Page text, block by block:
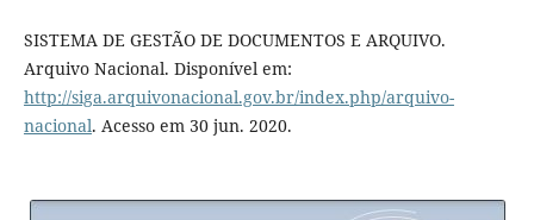
SISTEMA DE GESTÃO DE DOCUMENTOS E ARQUIVO.
Arquivo Nacional. Disponível em:
http://siga.arquivonacional.gov.br/index.php/arquivo-
nacional. Acesso em 30 jun. 2020.